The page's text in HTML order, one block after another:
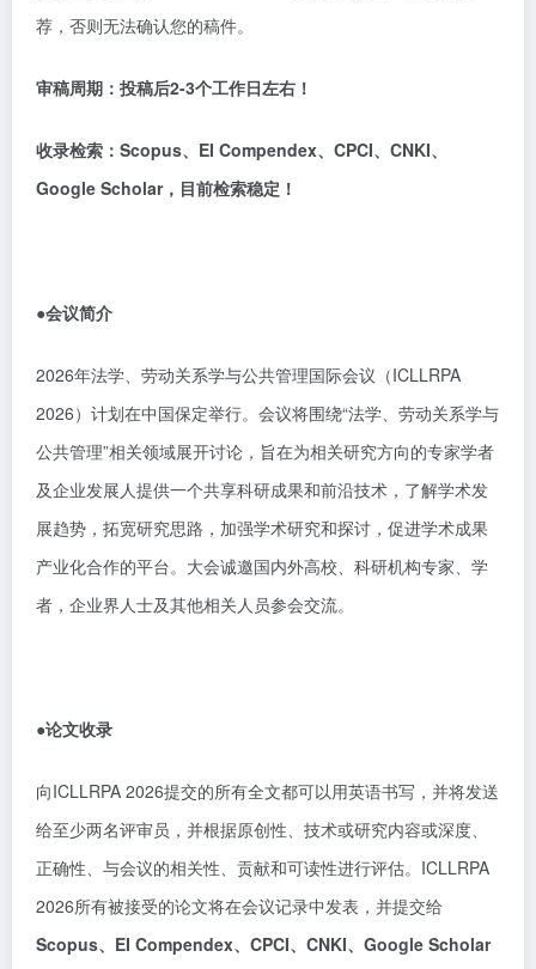
荐，否则无法确认您的稿件。
审稿周期： 投稿后2-3个工作日左右！
收录检索： Scopus、EI Compendex、CPCI、CNKI、
Google Scholar，目前检索稳定！
●会议简介
2026年法学、劳动关系学与公共管理国际会议（ICLLRPA
2026）计划在中国保定举行。会议将围绕“法学、劳动关系学与
公共管理”相关领域展开讨论，旨在为相关研究方向的专家学者
及企业发展人提供一个共享科研成果和前沿技术，了解学术发
展趋势，拓宽研究思路，加强学术研究和探讨，促进学术成果
产业化合作的平台。大会诚邀国内外高校、科研机构专家、学
者，企业界人士及其他相关人员参会交流。
●论文收录
向ICLLRPA 2026提交的所有全文都可以用英语书写，并将发送
给至少两名评审员，并根据原创性、技术或研究内容或深度、
正确性、与会议的相关性、贡献和可读性进行评估。ICLLRPA
2026所有被接受的论文将在会议记录中发表，并提交给
Scopus、EI Compendex、CPCI、CNKI、Google Scholar